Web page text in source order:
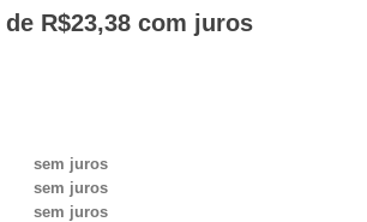
de R$23,38 com juros
sem juros
sem juros
sem juros